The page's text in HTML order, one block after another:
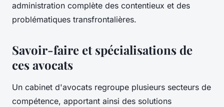
administration complète des contentieux et des
problématiques transfrontalières.
Savoir-faire et spécialisations de
ces avocats
Un cabinet d'avocats regroupe plusieurs secteurs de
compétence, apportant ainsi des solutions